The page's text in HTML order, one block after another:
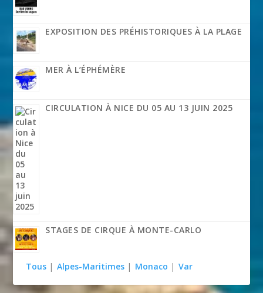
EXPOSITION DES PRÉHISTORIQUES À LA PLAGE
MER À L’ÉPHÉMÈRE
CIRCULATION À NICE DU 05 AU 13 JUIN 2025
STAGES DE CIRQUE À MONTE-CARLO
Tous | Alpes-Maritimes | Monaco | Var